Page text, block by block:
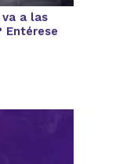
va a las
Entérese